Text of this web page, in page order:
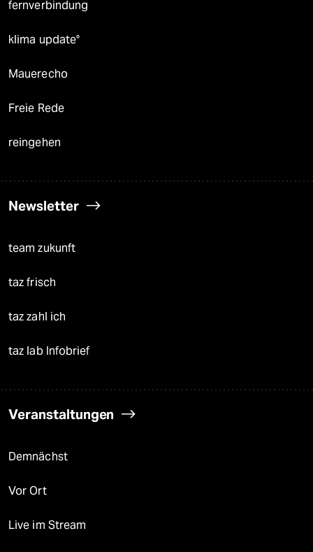
fernverbindung
klima update°
Mauerecho
Freie Rede
reingehen
Newsletter
team zukunft
taz frisch
taz zahl ich
taz lab Infobrief
Veranstaltungen
Demnächst
Vor Ort
Live im Stream